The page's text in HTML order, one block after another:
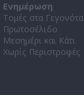
Ενημέρωση
Τομές στα Γεγονότα
Πρωτοσέλιδο
Μεσημέρι και Κάτι
Χωρίς Περιστροφές